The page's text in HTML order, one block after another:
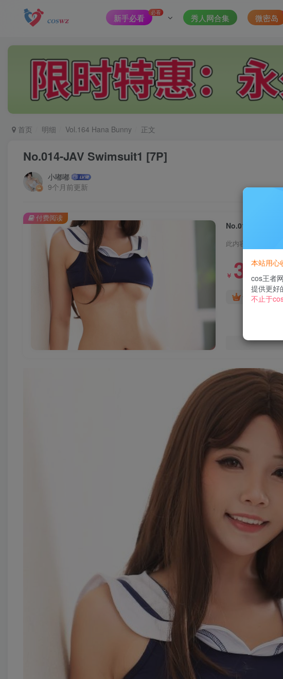
新手必看 必看 秀人网合集 微密岛
首页 明细 Vol.164 Hana Bunny 正文
No.014-JAV Swimsuit1 [7P]
小嘟嘟
9个月前更新
No.014-JAV
此内容为付费阅读
￥ 3
黄金会员免费
付费阅读
本站用心
cos王者
提供更好
不止于